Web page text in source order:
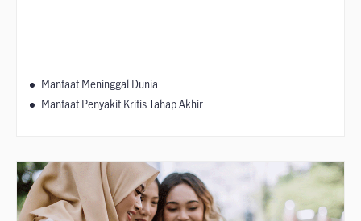
Manfaat Meninggal Dunia
Manfaat Penyakit Kritis Tahap Akhir